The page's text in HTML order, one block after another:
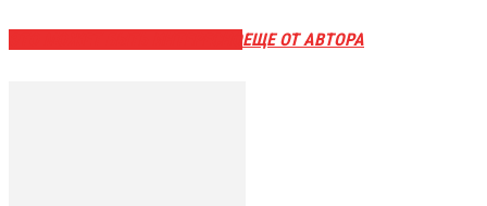
ЕЩЕ ОТ АВТОРА